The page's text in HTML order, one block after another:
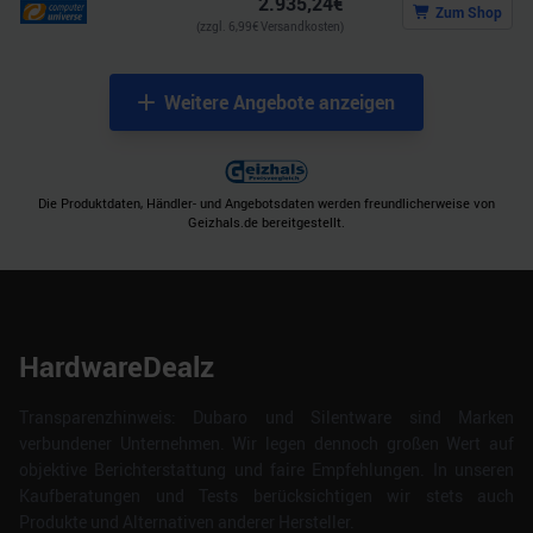
(zzgl. 6,99€ Versandkosten)
Zum Shop
Weitere Angebote anzeigen
Die Produktdaten, Händler- und Angebotsdaten werden freundlicherweise von
Geizhals.de bereitgestellt.
HardwareDealz